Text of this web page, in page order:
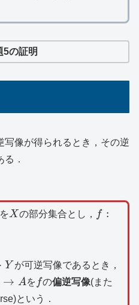
5の証明
写像が得られるとき，その逆
．
X
Xの部分集合とし， f:X\to
f :
Y が可逆写像であるとき，
→ Aを ffの偏逆写像(また
という．